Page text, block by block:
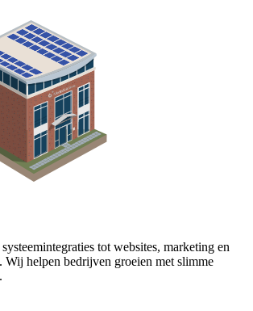
tot websites, marketing en
Wij helpen bedrijven groeien met slimme